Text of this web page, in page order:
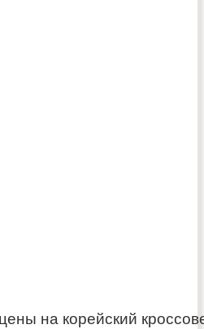
на корейский